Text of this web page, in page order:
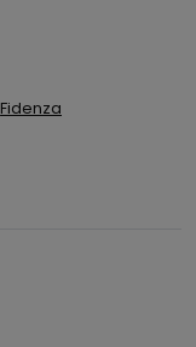
Fidenza